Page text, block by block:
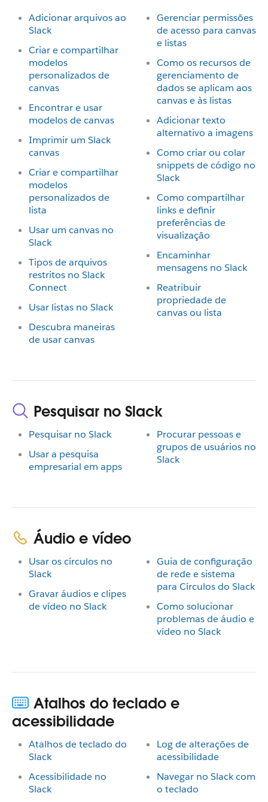
Adicionar arquivos ao
Slack
Criar e compartilhar
modelos
personalizados de
canvas
Encontrar e usar
modelos de canvas
Imprimir um Slack
canvas
Criar e compartilhar
modelos
personalizados de
lista
Usar um canvas no
Slack
Tipos de arquivos
restritos no Slack
Connect
Usar listas no Slack
Descubra maneiras
de usar canvas
Gerenciar permissões
de acesso para canvas
e listas
Como os recursos de
gerenciamento de
dados se aplicam aos
canvas e às listas
Adicionar texto
alternativo a imagens
Como criar ou colar
snippets de código no
Slack
Como compartilhar
links e definir
preferências de
visualização
Encaminhar
mensagens no Slack
Reatribuir
propriedade de
canvas ou lista
Pesquisar no Slack
Pesquisar no Slack
Usar a pesquisa
empresarial em apps
Procurar pessoas e
grupos de usuários no
Slack
Áudio e vídeo
Usar os círculos no
Slack
Gravar áudios e clipes
de vídeo no Slack
Guia de configuração
de rede e sistema
para Círculos do Slack
Como solucionar
problemas de áudio e
vídeo no Slack
Atalhos do teclado e
acessibilidade
Atalhos de teclado do
Slack
Acessibilidade no
Slack
Log de alterações de
acessibilidade
Navegar no Slack com
o teclado